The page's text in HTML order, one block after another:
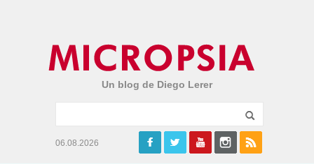
Un blog de Diego Lerer
06.08.2026